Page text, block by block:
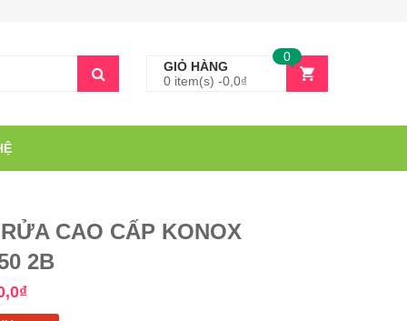
GIỎ HÀNG
0 item(s) -0,0₫
0
CAO CẤP KONOX
2B
₫